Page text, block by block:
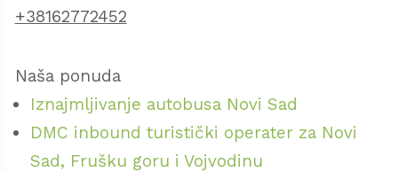
+38162772452
Naša ponuda
Iznajmljivanje autobusa Novi Sad
DMC inbound turistički operater za Novi
Sad, Frušku goru i Vojvodinu